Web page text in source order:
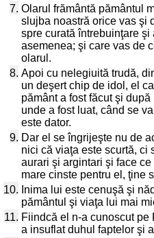
7. Olarul frământă pământul
slujba noastră orice vas şi
spre curată întrebuinţare
asemenea; şi care vas de
olarul.
8. Apoi cu nelegiuită trudă,
un deşert chip de idol, el
pământ a fost făcut şi
unde a fost luat, când se
este dator.
9. Dar el se îngrijeşte nu de
nici că viaţa este scurtă, ci
aurari şi argintari şi face
mare cinste pentru el, ţine
10. Inima lui este cenuşă şi
pământul şi viaţa lui mai
11. Fiindcă el n-a cunoscut
a insuflat duhul faptelor şi